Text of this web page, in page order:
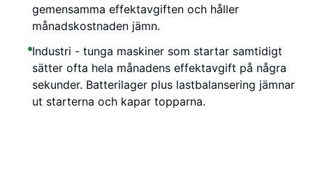
gemensamma effektavgiften och håller
månadskostnaden jämn.
Industri - tunga maskiner som startar samtidigt
sätter ofta hela månadens effektavgift på några
sekunder. Batterilager plus lastbalansering jämnar
ut starterna och kapar topparna.